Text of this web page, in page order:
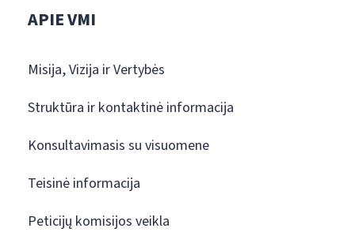
APIE VMI
Misija, Vizija ir Vertybės
Struktūra ir kontaktinė informacija
Konsultavimasis su visuomene
Teisinė informacija
Peticijų komisijos veikla